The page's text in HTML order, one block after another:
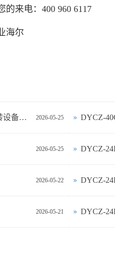
来电：400 960 6117
海尔
2026-05-25
DYCZ-40G 转印电泳仪选购实测对比 湿转设备怎么选不踩坑 DYCZ-
2026-05-25 DYCZ-
2026-05-22 DYCZ-
2026-05-21